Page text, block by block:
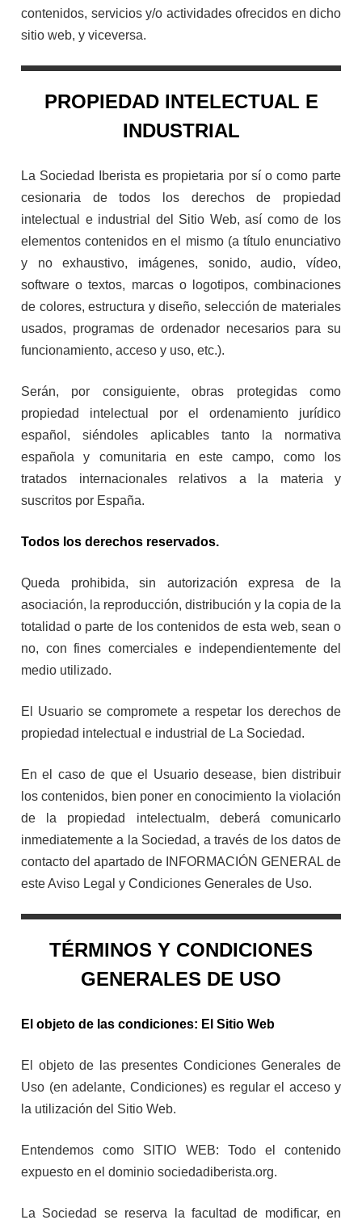
contenidos, servicios y/o actividades ofrecidos en dicho
sitio web, y viceversa.
PROPIEDAD INTELECTUAL E
INDUSTRIAL
La Sociedad Iberista es propietaria por sí o como parte
cesionaria de todos los derechos de propiedad
intelectual e industrial del Sitio Web, así como de los
elementos contenidos en el mismo (a título enunciativo
y no exhaustivo, imágenes, sonido, audio, vídeo,
software o textos, marcas o logotipos, combinaciones
de colores, estructura y diseño, selección de materiales
usados, programas de ordenador necesarios para su
funcionamiento, acceso y uso, etc.).
Serán, por consiguiente, obras protegidas como
propiedad intelectual por el ordenamiento jurídico
español, siéndoles aplicables tanto la normativa
española y comunitaria en este campo, como los
tratados internacionales relativos a la materia y
suscritos por España.
Todos los derechos reservados.
Queda prohibida, sin autorización expresa de la
asociación, la reproducción, distribución y la copia de la
totalidad o parte de los contenidos de esta web, sean o
no, con fines comerciales e independientemente del
medio utilizado.
El Usuario se compromete a respetar los derechos de
propiedad intelectual e industrial de La Sociedad.
En el caso de que el Usuario desease, bien distribuir
los contenidos, bien poner en conocimiento la violación
de la propiedad intelectualm, deberá comunicarlo
inmediatemente a la Sociedad, a través de los datos de
contacto del apartado de INFORMACIÓN GENERAL de
este Aviso Legal y Condiciones Generales de Uso.
TÉRMINOS Y CONDICIONES
GENERALES DE USO
El objeto de las condiciones: El Sitio Web
El objeto de las presentes Condiciones Generales de
Uso (en adelante, Condiciones) es regular el acceso y
la utilización del Sitio Web.
Entendemos como SITIO WEB: Todo el contenido
expuesto en el dominio sociedadiberista.org.
La Sociedad se reserva la facultad de modificar, en